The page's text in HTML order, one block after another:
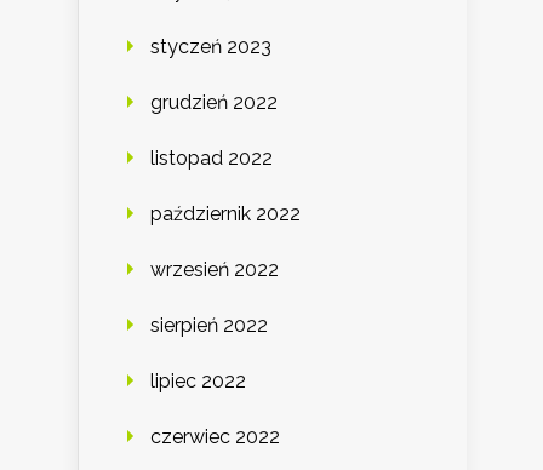
styczeń 2023
grudzień 2022
listopad 2022
październik 2022
wrzesień 2022
sierpień 2022
lipiec 2022
czerwiec 2022